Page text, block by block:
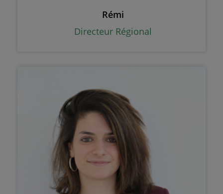
Rémi
Directeur Régional